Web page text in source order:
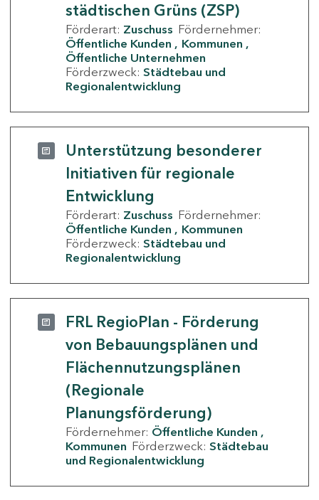
städtischen Grüns (ZSP)
Förderart: Zuschuss Fördernehmer:
Öffentliche Kunden
Kommunen
Öffentliche Unternehmen
Förderzweck: Städtebau und
Regionalentwicklung
Unterstützung besonderer
Initiativen für regionale
Entwicklung
Förderart: Zuschuss Fördernehmer:
Öffentliche Kunden
Kommunen
Förderzweck: Städtebau und
Regionalentwicklung
FRL RegioPlan - Förderung
von Bebauungsplänen und
Flächennutzungsplänen
(Regionale
Planungsförderung)
Fördernehmer: Öffentliche Kunden
Kommunen Förderzweck: Städtebau
und Regionalentwicklung